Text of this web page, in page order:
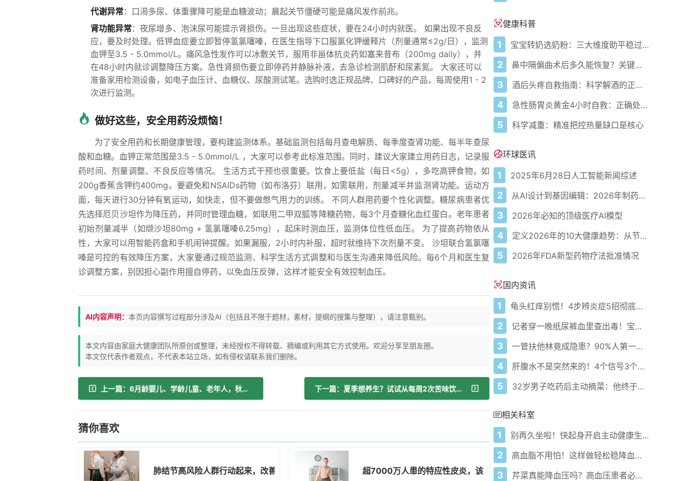
代谢异常：口渴多尿、体重骤降可能是血糖波动；晨起关节僵硬可能是痛风发作前兆。
肾功能异常：夜尿增多、泡沫尿可能提示肾损伤。一旦出现这些症状，要在24小时内就医。 如果出现不良反
应，要及时处理。低钾血症要立即暂停氢氯噻嗪，在医生指导下口服氯化钾缓释片（剂量通常≤2g/日），监测
血钾至3.5 - 5.0mmol/L。痛风急性发作可以冰敷关节，服用非甾体抗炎药如塞来昔布（200mg daily），并
在48小时内就诊调整降压方案。急性肾损伤要立即停药并静脉补液，去急诊检测肌酐和尿素氮。 大家还可以
准备家用检测设备，如电子血压计、血糖仪、尿酸测试笔。选购时选正规品牌、口碑好的产品，每周使用1 - 2
次进行监测。
做好这些，安全用药没烦恼！
为了安全用药和长期健康管理，要构建监测体系。基础监测包括每月查电解质、每季度查肾功能、每半年查尿
酸和血糖。血钾正常范围是3.5 - 5.0mmol/L ，大家可以参考此标准范围。同时，建议大家建立用药日志，记录服
药时间、剂量调整、不良反应等情况。 生活方式干预也很重要。饮食上要低盐（每日<5g），多吃高钾食物，如
200g香蕉含钾约400mg。要避免和NSAIDs药物（如布洛芬）联用，如需联用，剂量减半并监测肾功能。运动方
面，每天进行30分钟有氧运动，如快走，但不要做憋气用力的训练。 不同人群用药要个性化调整。糖尿病患者优
先选择厄贝沙坦作为降压药，并同时管理血糖，如联用二甲双胍等降糖药物，每3个月查糖化血红蛋白。老年患者
初始剂量减半（如缬沙坦80mg + 氢氯噻嗪6.25mg），起床时测血压，监测体位性低血压。 为了提高药物依从
性，大家可以用智能药盒和手机闹钟提醒。如果漏服，2小时内补服，超时就维持下次剂量不变。 沙坦联合氢氯噻
嗪是可控的有效降压方案，大家要通过规范监测、科学生活方式调整和与医生沟通来降低风险。每6个月和医生复
诊调整方案，别因担心副作用擅自停药，以免血压反弹，这样才能安全有效控制血压。
AI内容声明： 本页内容撰写过程部分涉及AI（包括且不限于题材，素材，提纲的搜集与整理），请注意甄别。
本文内容由家庭大健康团队所原创或整理，未经授权不得转载、摘编或利用其它方式使用。欢迎分享至朋友圈。
本文仅代表作者观点，不代表本站立场，如有侵权请联系我们删除。
上一篇：6月龄婴儿、学龄儿童、老年人，秋季流感疫苗咋选？ 下一篇：夏季想养生？试试从每周2次苦味饮食开始！
猜你喜欢
肺结节高风险人群行动起来，改善习惯防治疾病！ 超7000万人患的特应性皮炎，该如何科学管理？
健康科普
1 宝宝转奶选奶粉：三大维度助平稳过渡
2 鼻中隔偏曲术后多久能恢复？关键看这几点
3 酒后头疼自救指南：科学解酒的正确打开方式
4 急性肠胃炎黄金4小时自救：正确处置与误区避坑关键
5 科学减重：精准把控热量缺口是核心
环球医讯
1 2025年6月28日人工智能新闻综述
2 从AI设计到基因编辑：2026年制药领域重大突破
3 2026年必知的顶级医疗AI模型
4 定义2026年的10大健康趋势：从节律健康到冷热交替疗法
5 2026年FDA新型药物疗法批准情况
国内资讯
1 龟头红痒别慌！4步辨炎症5招彻底防复发
2 记者穿一晚纸尿裤血里查出毒！宝宝血液浓度竟是成人的5倍？
3 一管扶他林竟成隐患？90%人第一步就错了！
4 肝腹水不是突然来的！4个信号3个管理要点别等肚子鼓起来
5 32岁男子吃药后主动摘菜：他终于活过来了？
相关科室
1 别再久坐啦！快起身开启主动健康生活！
2 高血脂不用怕！这样做轻松稳降血脂！
3 芹菜真能降血压吗？高血压患者必看的科学解析！